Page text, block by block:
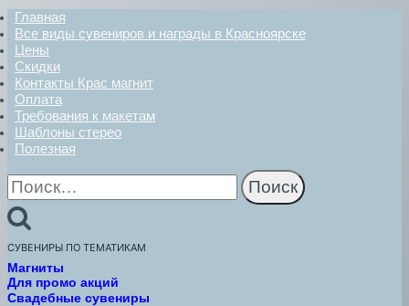
Главная
Все виды сувениров и награды в Красноярске
Цены
Скидки
Контакты Крас магнит
Оплата
Требования к макетам
Шаблоны стерео
Полезная
Найти:
СУВЕНИРЫ ПО ТЕМАТИКАМ
Магниты
Для промо акций
Свадебные сувениры